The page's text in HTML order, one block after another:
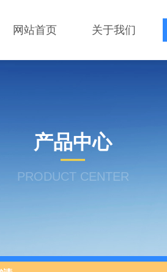
网站首页 关于我们
产品中心
PRODUCT CENTER